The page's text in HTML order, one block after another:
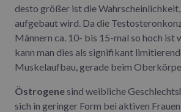
desto größer ist die
aufgebaut wird. Da die
Männern ca. 10- bis 15-mal so hoch ist
kann man dies als signifikant
Muskelaufbau, gerade beim
Östrogene sind weibliche
sich in geringer Form bei aktiven